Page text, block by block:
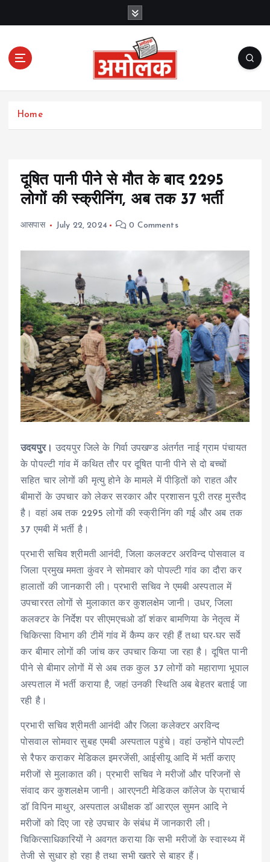
c
Amolak News
Home
दूषित पानी पीने से मौत के बाद 2295
लोगों की स्क्रीनिंग, अब तक 37 भर्ती
आसपास July 22, 2024 0 Comments
उदयपुर।उदयपुर जिले के गिर्वा उपखण्ड अंतर्गत नाई ग्राम पंचायत
के पोपल्टी गांव में कथित तौर पर दूषित पानी पीने से दो बच्चों
सहित चार लोगों की मृत्यु होने के मामले में पीड़ितों को राहत और
बीमारों के उपचार को लेकर सरकार और प्रशासन पूरी तरह मुस्तैद
है। वहां अब तक 2295 लोगों की स्क्रीनिंग की गई और अब तक
37 एमबी में भर्ती है।
प्रभारी सचिव श्रीमती आनंदी, जिला कलक्टर अरविन्द पोसवाल व
जिला प्रमुख ममता कुंवर ने सोमवार को पोपल्टी गांव का दौरा कर
हालातों की जानकारी ली। प्रभारी सचिव ने एमबी अस्पताल में
उपचाररत लोगों से मुलाकात कर कुशलक्षेम जानी। उधर, जिला
कलक्टर के निर्देश पर सीएमएचओ डॉ शंकर बामणिया के नेतृत्व में
चिकित्सा विभाग की टीमें गांव में कैम्प कर रही हैं तथा घर-घर सर्वे
कर बीमार लोगों की जांच कर उपचार किया जा रहा है। दूषित पानी
पीने से बीमार लोगों में से अब तक कुल 37 लोगों को महाराणा भूपाल
अस्पताल में भर्ती कराया है, जहां उनकी स्थिति अब बेहतर बताई जा
रही है।
प्रभारी सचिव श्रीमती आनंदी और जिला कलेक्टर अरविन्द
पोसवाल सोमवार सुबह एमबी अस्पताल पहुंचे। वहां उन्होंने पोपल्टी
से रैफर कराकर मेडिकल इमरजेंसी, आईसीयू आदि में भर्ती कराए
मरीजों से मुलाकात की। प्रभारी सचिव ने मरीजों और परिजनों से
संवाद कर कुशलक्षेम जानी। आरएनटी मेडिकल कॉलेज के प्राचार्य
डॉ विपिन माथुर, अस्पताल अधीक्षक डॉ आरएल सुमन आदि ने
मरीजों को दिए जा रहे उपचार के संबंध में जानकारी ली।
चिकित्साधिकारियों ने अवगत कराया कि सभी मरीजों के स्वास्थ्य में
तेजी से सुधार हो रहा है तथा सभी खतरे से बाहर हैं।